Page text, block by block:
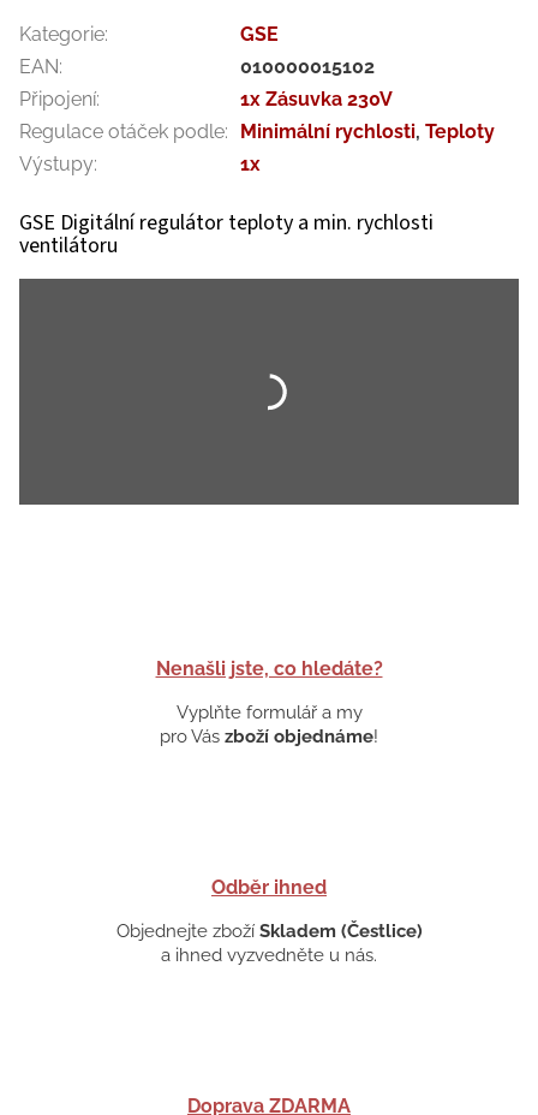
Nenašli jste, co hledáte?
Vyplňte formulář a my
pro Vás zboží objednáme!
Odběr ihned
Objednejte zboží Skladem (Čestlice)
a ihned vyzvedněte u nás.
Doprava ZDARMA
Kategorie:
GSE
EAN:
010000015102
Připojení:
1x Zásuvka 230V
Regulace otáček podle: Minimální rychlosti, Teploty
Výstupy: 1x
GSE Digitální regulátor teploty a min. rychlosti
ventilátoru